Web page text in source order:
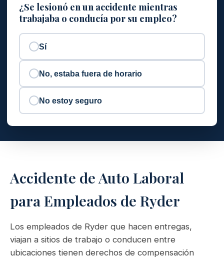
¿Se lesionó en un accidente mientras
trabajaba o conducía por su empleo?
Sí
No, estaba fuera de horario
No estoy seguro
Accidente de Auto Laboral
para Empleados de Ryder
Los empleados de Ryder que hacen entregas,
viajan a sitios de trabajo o conducen entre
ubicaciones tienen derechos de compensación